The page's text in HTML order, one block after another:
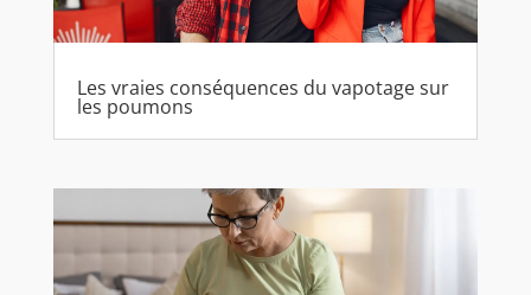
Les vraies conséquences du vapotage sur
les poumons